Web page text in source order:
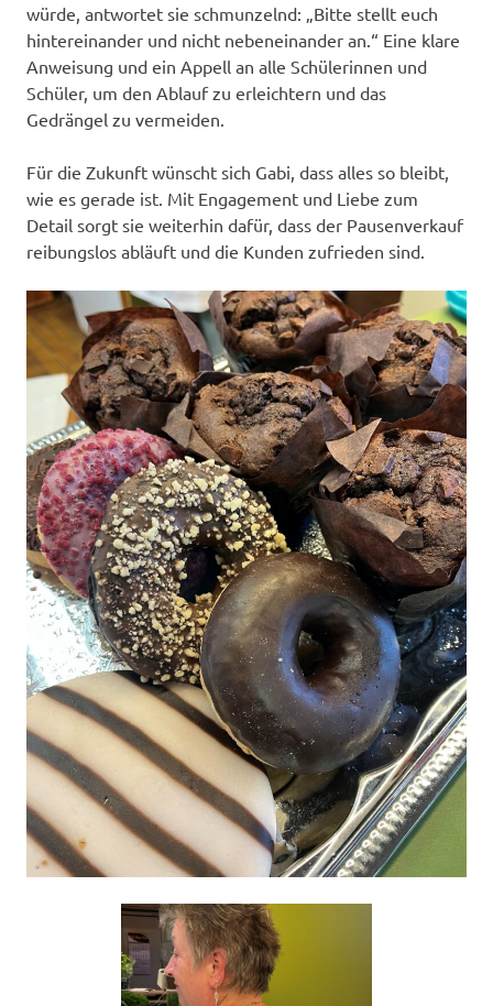
würde, antwortet sie schmunzelnd: „Bitte stellt euch
hintereinander und nicht nebeneinander an.“ Eine klare
Anweisung und ein Appell an alle Schülerinnen und
Schüler, um den Ablauf zu erleichtern und das
Gedrängel zu vermeiden.
Für die Zukunft wünscht sich Gabi, dass alles so bleibt,
wie es gerade ist. Mit Engagement und Liebe zum
Detail sorgt sie weiterhin dafür, dass der Pausenverkauf
reibungslos abläuft und die Kunden zufrieden sind.